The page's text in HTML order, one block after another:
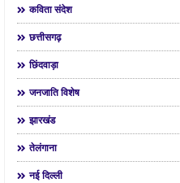
कविता संदेश
छत्तीसगढ़
छिंदवाड़ा
जनजाति विशेष
झारखंड
तेलंगाना
नई दिल्ली